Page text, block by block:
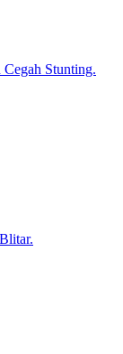
Stunting.